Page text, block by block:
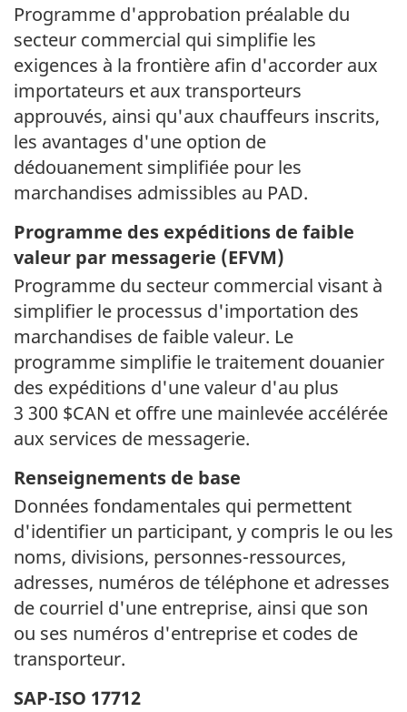
Programme d'approbation préalable du
secteur commercial qui simplifie les
exigences à la frontière afin d'accorder aux
importateurs et aux transporteurs
approuvés, ainsi qu'aux chauffeurs inscrits,
les avantages d'une option de
dédouanement simplifiée pour les
marchandises admissibles au PAD.
Programme des expéditions de faible
valeur par messagerie (EFVM)
Programme du secteur commercial visant à
simplifier le processus d'importation des
marchandises de faible valeur. Le
programme simplifie le traitement douanier
des expéditions d'une valeur d'au plus
3 300 $CAN et offre une mainlevée accélérée
aux services de messagerie.
Renseignements de base
Données fondamentales qui permettent
d'identifier un participant, y compris le ou les
noms, divisions, personnes-ressources,
adresses, numéros de téléphone et adresses
de courriel d'une entreprise, ainsi que son
ou ses numéros d'entreprise et codes de
transporteur.
SAP-ISO 17712